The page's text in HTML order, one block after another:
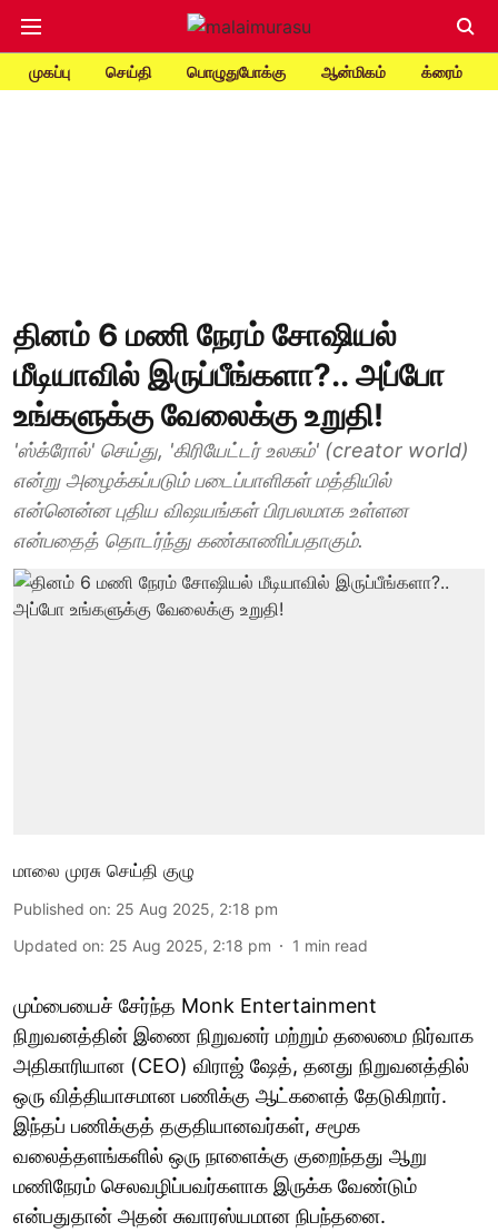
முகப்பு செய்தி பொழுதுபோக்கு ஆன்மிகம் க்ரைம்
தினம் 6 மணி நேரம் சோஷியல்
மீடியாவில் இருப்பீங்களா?.. அப்போ
உங்களுக்கு வேலைக்கு உறுதி!
'ஸ்க்ரோல்' செய்து, 'கிரியேட்டர் உலகம்' (creator world)
என்று அழைக்கப்படும் படைப்பாளிகள் மத்தியில்
என்னென்ன புதிய விஷயங்கள் பிரபலமாக உள்ளன
என்பதைத் தொடர்ந்து கண்காணிப்பதாகும்.
மாலை முரசு செய்தி குழு
Published on: 25 Aug 2025, 2:18 pm
Updated on: 25 Aug 2025, 2:18 pm 1 min read
மும்பையைச் சேர்ந்த Monk Entertainment
நிறுவனத்தின் இணை நிறுவனர் மற்றும் தலைமை நிர்வாக
அதிகாரியான (CEO) விராஜ் ஷேத், தனது நிறுவனத்தில்
ஒரு வித்தியாசமான பணிக்கு ஆட்களைத் தேடுகிறார்.
இந்தப் பணிக்குத் தகுதியானவர்கள், சமூக
வலைத்தளங்களில் ஒரு நாளைக்கு குறைந்தது ஆறு
மணிநேரம் செலவழிப்பவர்களாக இருக்க வேண்டும்
என்பதுதான் அதன் சுவாரஸ்யமான நிபந்தனை.